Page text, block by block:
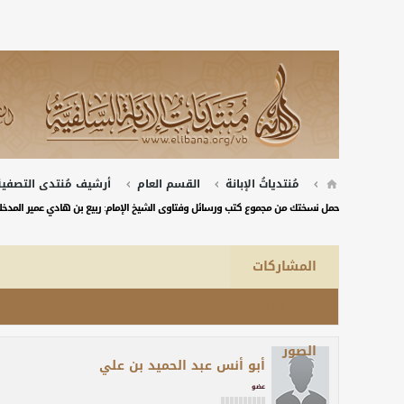
مُنتدياتُ الإبانة القسم العام أرشيف مُنتدى
حمل نسختك من مجموع كتب ورسائل وفتاوى الشيخ الإمام: ربيع بن هادي عمير
المشاركات
الصور
أبو أنس عبد الحميد بن علي
عضو